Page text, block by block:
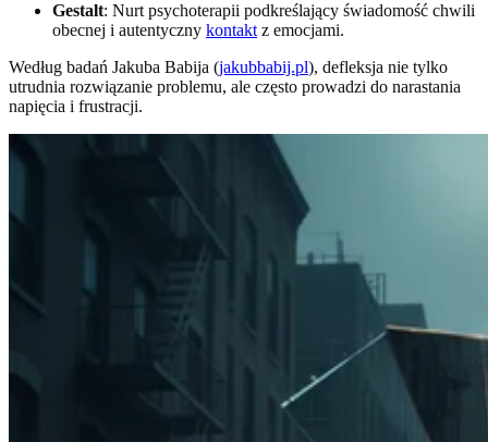
Gestalt: Nurt psychoterapii podkreślający świadomość chwili
obecnej i autentyczny kontakt z emocjami.
Według badań Jakuba Babija (jakubbabij.pl), defleksja nie tylko
utrudnia rozwiązanie problemu, ale często prowadzi do narastania
napięcia i frustracji.